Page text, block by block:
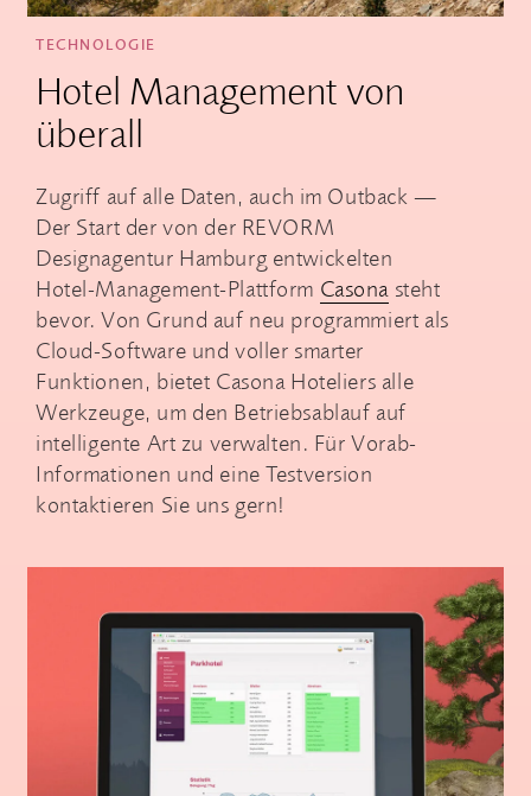
TECHNOLOGIE
Hotel Management von
überall
Zugriff auf alle Daten, auch im Outback —
Der Start der von der REVORM
Designagentur Hamburg entwickelten
Hotel-Management-Plattform Casona steht
bevor. Von Grund auf neu programmiert als
Cloud-Software und voller smarter
Funktionen, bietet Casona Hoteliers alle
Werkzeuge, um den Betriebsablauf auf
intelligente Art zu verwalten. Für Vorab-
Informationen und eine Testversion
kontaktieren Sie uns gern!